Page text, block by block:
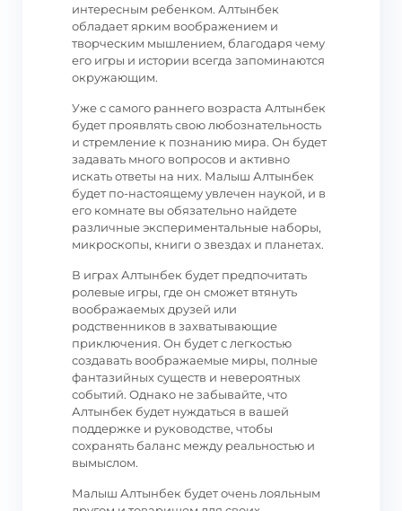
интересным ребенком. Алтынбек
обладает ярким воображением и
творческим мышлением, благодаря чему
его игры и истории всегда запоминаются
окружающим.
Уже с самого раннего возраста Алтынбек
будет проявлять свою любознательность
и стремление к познанию мира. Он будет
задавать много вопросов и активно
искать ответы на них. Малыш Алтынбек
будет по-настоящему увлечен наукой, и в
его комнате вы обязательно найдете
различные экспериментальные наборы,
микроскопы, книги о звездах и планетах.
В играх Алтынбек будет предпочитать
ролевые игры, где он сможет втянуть
воображаемых друзей или
родственников в захватывающие
приключения. Он будет с легкостью
создавать воображаемые миры, полные
фантазийных существ и невероятных
событий. Однако не забывайте, что
Алтынбек будет нуждаться в вашей
поддержке и руководстве, чтобы
сохранять баланс между реальностью и
вымыслом.
Малыш Алтынбек будет очень лояльным